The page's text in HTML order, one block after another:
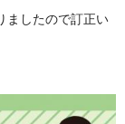
ましたので訂正い